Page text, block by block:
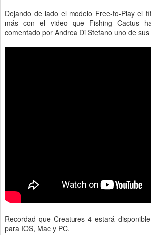
Dejando de lado el modelo Free-to-Play el
más con el video que Fishing Cactus
comentado por Andrea Di Stefano uno de
Recordad que Creatures 4 estará
para IOS, Mac y PC.